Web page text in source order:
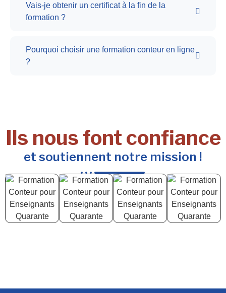
Vais-je obtenir un certificat à la fin de la
formation ?
Pourquoi choisir une formation conteur en ligne
?
Ils nous font confiance
et soutiennent notre mission !